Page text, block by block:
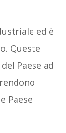
ed è
Queste
Paese ad
Paese